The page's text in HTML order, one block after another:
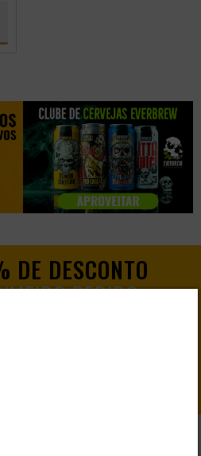
DE DESCONTO
PEDIDO